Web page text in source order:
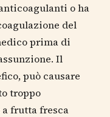
o ha
del
prima di
Il
può causare
troppo
frutta fresca